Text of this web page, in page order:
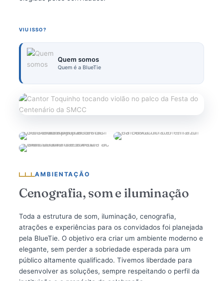
VIU ISSO?
Quem somos
Quem é a BlueTie
AMBIENTAÇÃO
Cenografia, som e iluminação
Toda a estrutura de som, iluminação, cenografia,
atrações e experiências para os convidados foi planejada
pela BlueTie. O objetivo era criar um ambiente moderno e
elegante, sem perder a sobriedade esperada para um
público altamente qualificado. Tivemos liberdade para
desenvolver as soluções, sempre respeitando o perfil da